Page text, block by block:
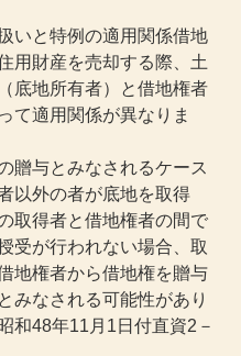
いと特例の適用関係借地
用財産を売却する際、土
底地所有者）と借地権者
て適用関係が異なりま
贈与とみなされるケース
以外の者が底地を取得
取得者と借地権者の間で
受が行われない場合、取
地権者から借地権を贈与
みなされる可能性があり
和48年11月1日付直資2－